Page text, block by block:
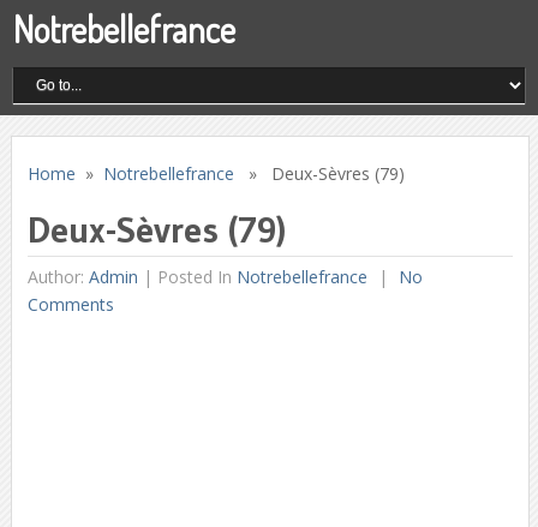
Notrebellefrance
Home » Notrebellefrance » Deux-Sèvres (79)
Deux-Sèvres (79)
Author: Admin | Posted In Notrebellefrance
No
Comments